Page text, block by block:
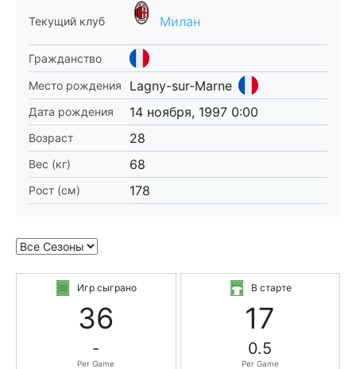
Текущий клуб Милан
Гражданство
Место рождения
Lagny-sur-Marne
Дата рождения 14 ноября, 1997 0:00
Возраст 28
Вес (кг) 68
Рост (см) 178
Игр сыграно
36
-
Per Game
В старте
17
0.5
Per Game